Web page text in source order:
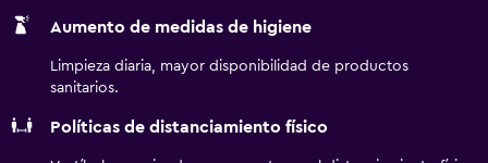
de cama de alta calidad. Cabe destacar que este
almohada. Se ofrece una televisión de pantalla plana de 42
de pago. Los huéspedes pueden utilizar los siguientes
servicios disponibles en las habitaciones: frigorífico y
Aumento de medidas de higiene
Limpieza diaria, mayor disponibilidad de productos
sanitarios.
Políticas de distanciamiento físico